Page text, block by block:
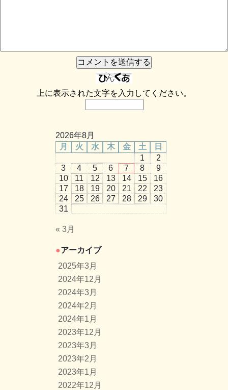
上に表示された文字を入力してください。
2026年8月
月
火 水 木 金 土
日
1
2
3
4 5 6 7 8
9
10
11 12 13 14 15
16
17
18 19 20 21 22
23
24
25 26 27 28 29
30
31
« 3月
アーカイブ
2025年3月
2024年12月
2024年3月
2024年2月
2024年1月
2023年12月
2023年3月
2023年2月
2023年1月
2022年12月